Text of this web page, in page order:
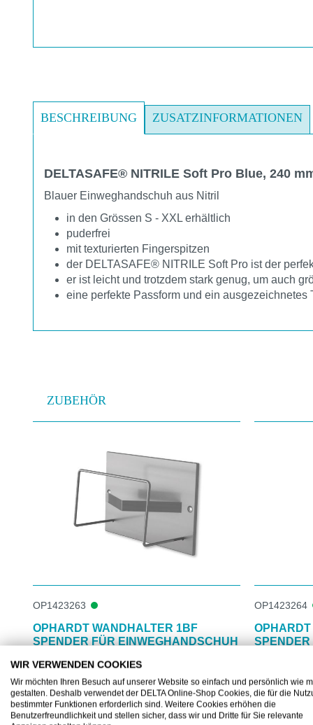
BESCHREIBUNG ZUSATZINFORMATIONEN
DELTASAFE® NITRILE Soft Pro Blue, 240
Blauer Einweghandschuh aus Nitril
in den Grössen S - XXL erhältlich
puderfrei
mit texturierten Fingerspitzen
der DELTASAFE® NITRILE Soft Pro ist der
er ist leicht und trotzdem stark genug, um auch
eine perfekte Passform und ein
ZUBEHÖR
Produktgalerie überspringen
OP1423263
OPHARDT WANDHALTER 1BF
SPENDER FÜR EINWEGHANDSCHUH
Haltesystem für eine Handschuhbox
AbCHF 66.70
OP1423264
AbCHF
WIR VERWENDEN COOKIES
Wir möchten Ihren Besuch auf unserer Website so einfach und persönlich wie
gestalten. Deshalb verwendet der DELTA Online-Shop Cookies, die für die
bestimmter Funktionen erforderlich sind. Weitere Cookies erhöhen die
Benutzerfreundlichkeit und stellen sicher, dass wir und Dritte für Sie relevante